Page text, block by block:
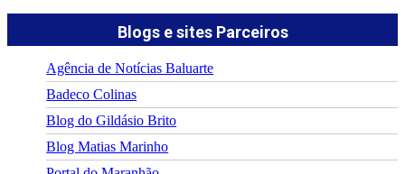
Blogs e sites Parceiros
Agência de Notícias Baluarte
Badeco Colinas
Blog do Gildásio Brito
Blog Matias Marinho